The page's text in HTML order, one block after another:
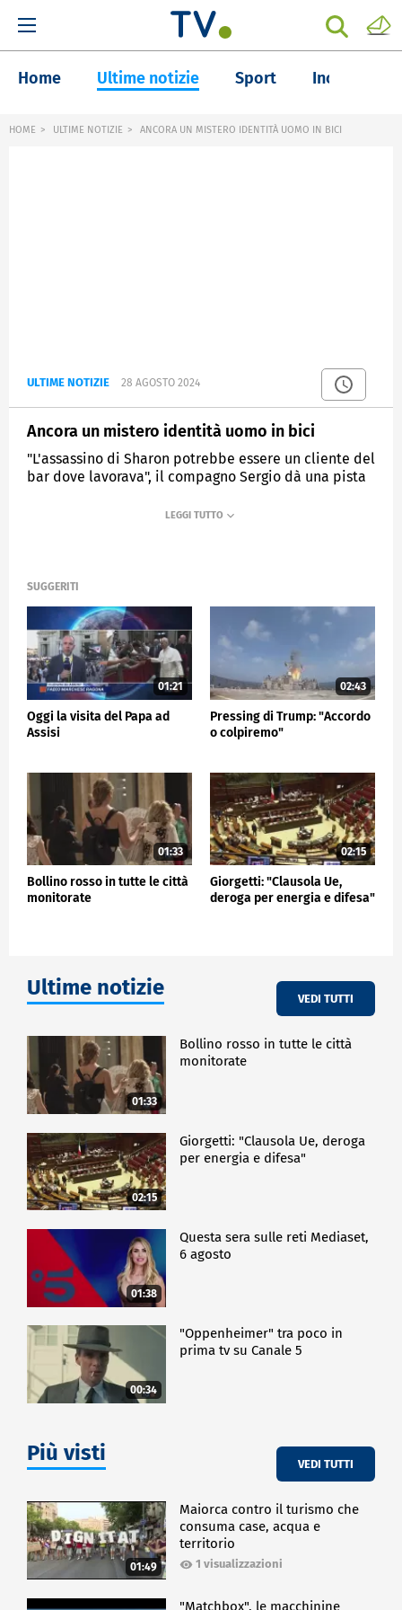
Home Ultime notizie Sport Inchieste
HOME ULTIME NOTIZIE ANCORA UN MISTERO IDENTITÀ UOMO IN BICI
ULTIME NOTIZIE 28 AGOSTO 2024
Ancora un mistero identità uomo in bici
"L'assassino di Sharon potrebbe essere un cliente del
bar dove lavorava", il compagno Sergio dà una pista
SUGGERITI
01:21
Oggi la visita del Papa ad
Assisi
02:43
Pressing di Trump: "Accordo
o colpiremo"
01:33
Bollino rosso in tutte le città
monitorate
02:15
Giorgetti: "Clausola Ue,
deroga per energia e difesa"
Ultime notizie VEDI TUTTI
01:33
Bollino rosso in tutte le città
monitorate
02:15
Giorgetti: "Clausola Ue, deroga
per energia e difesa"
01:38
Questa sera sulle reti Mediaset,
6 agosto
00:34
"Oppenheimer" tra poco in
prima tv su Canale 5
Più visti VEDI TUTTI
01:49
Maiorca contro il turismo che
consuma case, acqua e
territorio
1 visualizzazioni
"Matchbox", le macchinine